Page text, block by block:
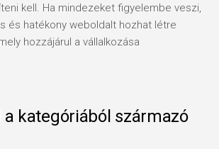
kell. Ha mindezeket figyelembe veszi,
és hatékony weboldalt hozhat létre
hozzájárul a vállalkozása
a kategóriából származó